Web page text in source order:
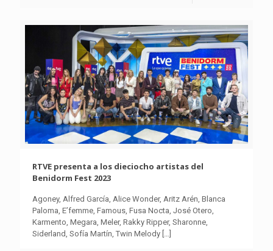
RTVE presenta a los dieciocho artistas del
Benidorm Fest 2023
Agoney, Alfred García, Alice Wonder, Aritz Arén, Blanca
Paloma, E’femme, Famous, Fusa Nocta, José Otero,
Karmento, Megara, Meler, Rakky Ripper, Sharonne,
Siderland, Sofía Martín, Twin Melody